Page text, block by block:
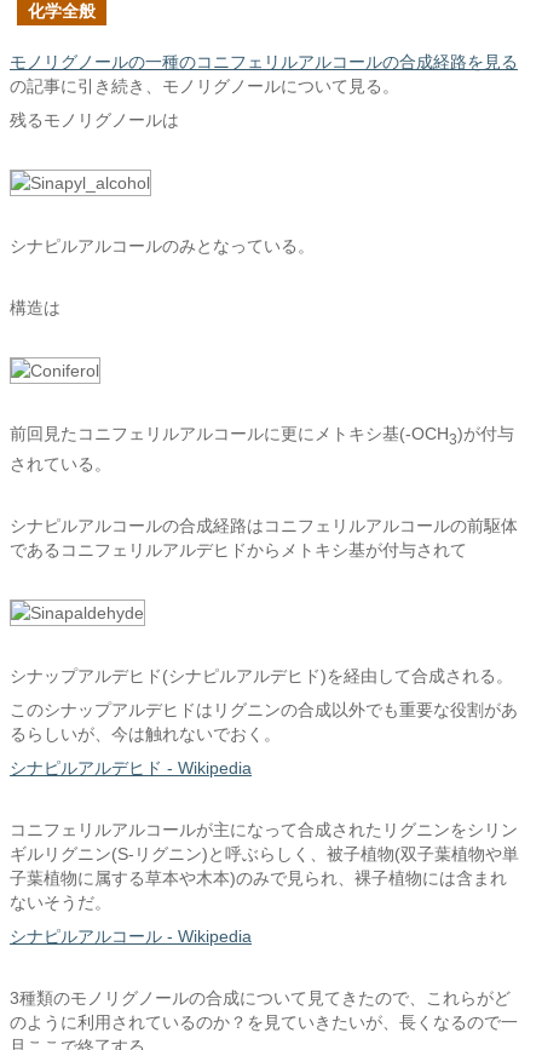
化学全般
モノリグノールの一種のコニフェリルアルコールの合成経路を見る
の記事に引き続き、モノリグノールについて見る。
残るモノリグノールは
シナピルアルコールのみとなっている。
構造は
前回見たコニフェリルアルコールに更にメトキシ基(-OCH3)が付与
されている。
シナピルアルコールの合成経路はコニフェリルアルコールの前駆体
であるコニフェリルアルデヒドからメトキシ基が付与されて
シナップアルデヒド(シナピルアルデヒド)を経由して合成される。
このシナップアルデヒドはリグニンの合成以外でも重要な役割があ
るらしいが、今は触れないでおく。
シナピルアルデヒド - Wikipedia
コニフェリルアルコールが主になって合成されたリグニンをシリン
ギルリグニン(S-リグニン)と呼ぶらしく、被子植物(双子葉植物や単
子葉植物に属する草本や木本)のみで見られ、裸子植物には含まれ
ないそうだ。
シナピルアルコール - Wikipedia
3種類のモノリグノールの合成について見てきたので、これらがど
のように利用されているのか？を見ていきたいが、長くなるので一
旦ここで終了する。